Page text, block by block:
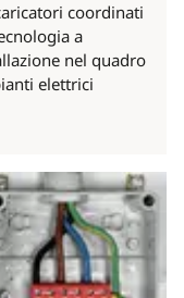
coordinati
a
nel quadro
elettrici